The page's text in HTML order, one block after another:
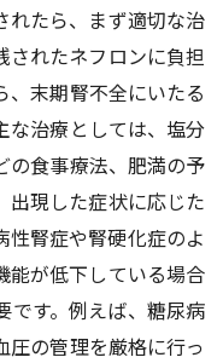
れたら、まず適切な治
されたネフロンに負担
、末期腎不全にいたる
な治療としては、塩分
の食事療法、肥満の予
出現した症状に応じた
性腎症や腎硬化症のよ
能が低下している場合
です。例えば、糖尿病
圧の管理を厳格に行っ